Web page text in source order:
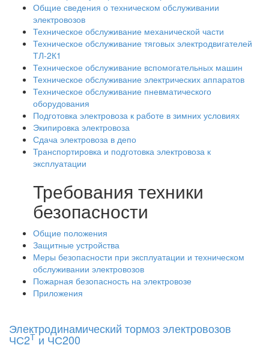
Общие сведения о техническом обслуживании
электровозов
Техническое обслуживание механической части
Техническое обслуживание тяговых электродвигателей
ТЛ-2К1
Техническое обслуживание вспомогательных машин
Техническое обслуживание электрических аппаратов
Техническое обслуживание пневматического
оборудования
Подготовка электровоза к работе в зимних условиях
Экипировка электровоза
Сдача электровоза в депо
Транспортировка и подготовка электровоза к
эксплуатации
Требования техники
безопасности
Общие положения
Защитные устройства
Меры безопасности при эксплуатации и техническом
обслуживании электровозов
Пожарная безопасность на электровозе
Приложения
Электродинамический тормоз электровозов
ЧС2Т и ЧС200